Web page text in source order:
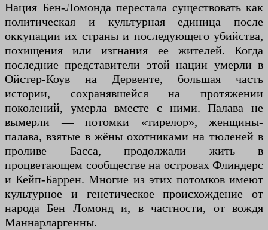
Нация Бен-Ломонда перестала существовать как
политическая и культурная единица после
оккупации их страны и последующего убийства,
похищения или изгнания ее жителей. Когда
последние представители этой нации умерли в
Ойстер-Коув на Дервенте, большая часть
истории, сохранявшейся на протяжении
поколений, умерла вместе с ними. Палава не
вымерли — потомки «тирелор», женщины-
палава, взятые в жёны охотниками на тюленей в
проливе Басса, продолжали жить в
процветающем сообществе на островах Флиндерс
и Кейп-Баррен. Многие из этих потомков имеют
культурное и генетическое происхождение от
народа Бен Ломонд и, в частности, от вождя
Маннарларгенны.